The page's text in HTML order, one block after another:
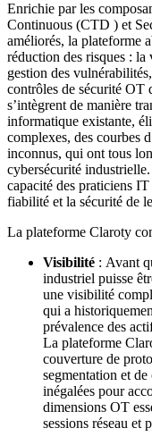
Enrichie par les
Continuous (CTD ) et
améliorés, la plateforme
réduction des risques : la
gestion des
contrôles de sécurité OT
s’intègrent de manière
informatique existante,
complexes, des courbes
inconnus, qui ont tous
cybersécurité
capacité des praticiens
fiabilité et la sécurité de
La plateforme Claroty
Visibilité : Avant
industriel puisse
une visibilité
qui a
prévalence des
La plateforme
couverture de
segmentation et de
inégalées pour
dimensions OT
sessions réseau et